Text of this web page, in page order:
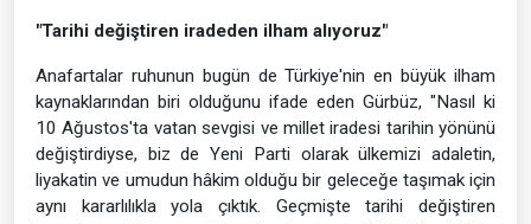
"Tarihi değiştiren iradeden ilham alıyoruz"
Anafartalar ruhunun bugün de Türkiye'nin en büyük ilham
kaynaklarından biri olduğunu ifade eden Gürbüz, "Nasıl ki
10 Ağustos'ta vatan sevgisi ve millet iradesi tarihin yönünü
değiştirdiyse, biz de Yeni Parti olarak ülkemizi adaletin,
liyakatin ve umudun hâkim olduğu bir geleceğe taşımak için
aynı kararlılıkla yola çıktık. Geçmişte tarihi değiştiren